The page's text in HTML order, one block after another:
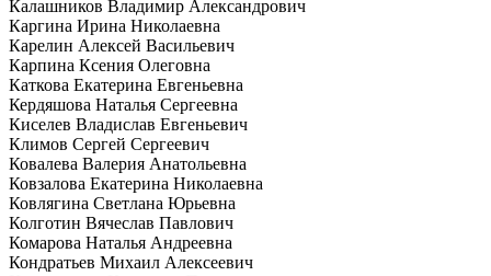
Калашников Владимир Александрович
Каргина Ирина Николаевна
Карелин Алексей Васильевич
Карпина Ксения Олеговна
Каткова Екатерина Евгеньевна
Кердяшова Наталья Сергеевна
Киселев Владислав Евгеньевич
Климов Сергей Сергеевич
Ковалева Валерия Анатольевна
Ковзалова Екатерина Николаевна
Ковлягина Светлана Юрьевна
Колготин Вячеслав Павлович
Комарова Наталья Андреевна
Кондратьев Михаил Алексеевич